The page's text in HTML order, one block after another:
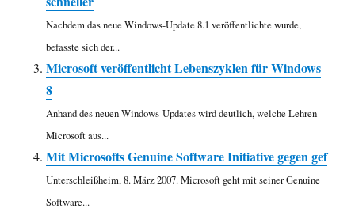
Nachdem das neue Windows-Update 8.1 veröffentlichte wurde,
befasste sich der...
Microsoft veröffentlicht Lebenszyklen für Windows
8
Anhand des neuen Windows-Updates wird deutlich, welche Lehren
Microsoft aus...
Mit Microsofts Genuine Software Initiative gegen gef
Unterschleißheim, 8. März 2007. Microsoft geht mit seiner Genuine
Software...